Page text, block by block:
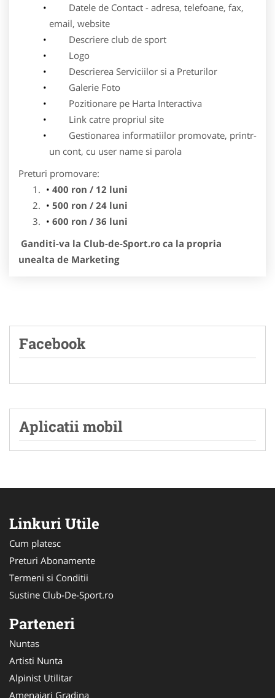
Datele de Contact - adresa, telefoane, fax,
email, website
Descriere club de sport
Logo
Descrierea Serviciilor si a Preturilor
Galerie Foto
Pozitionare pe Harta Interactiva
Link catre propriul site
Gestionarea informatiilor promovate, printr-
un cont, cu user name si parola
Preturi promovare:
400 ron / 12 luni
500 ron / 24 luni
600 ron / 36 luni
Ganditi-va la Club-de-Sport.ro ca la propria
unealta de Marketing
Facebook
Aplicatii mobil
Linkuri Utile
Cum platesc
Preturi Abonamente
Termeni si Conditii
Sustine Club-De-Sport.ro
Parteneri
Nuntas
Artisti Nunta
Alpinist Utilitar
Amenajari Gradina